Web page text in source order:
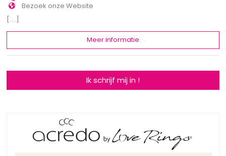
Bezoek onze Website
[...]
Meer informatie
Ik schrijf mij in !